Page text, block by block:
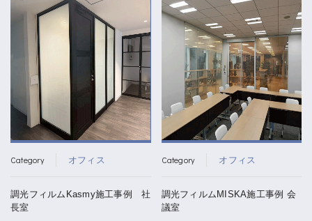
Category オフィス
調光フィルムKasmy施工事例 社
長室
Category オフィス
調光フィルムMISKA施工事例 会
議室